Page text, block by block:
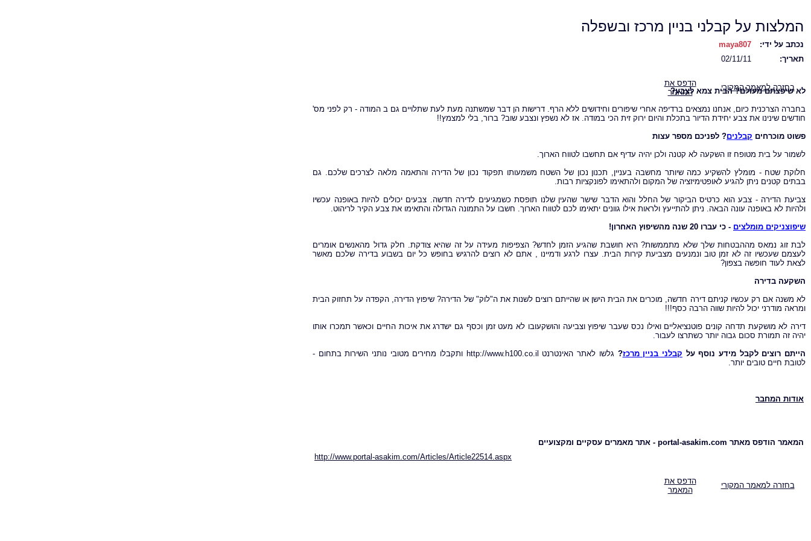
המלצות על קבלני בניין מרכז ובשפלה
נכתב על ידי:
maya807
תאריך:
02/11/11
בחזרה למאמר המקורי
הדפס את
המאמר
לא שיפצתם מעולם? הבית צמא לצבע?
בחברה הצרכנית כיום, אנחנו נמצאים ברדיפה אחרי שיפורים וחידושים ללא הרף. דרישות הן דבר שמשתנה מעת לעת שתלויים גם ב המודה - רק לפני מס'
חודשים שינינו את צבע יחידת הדיור בתכלת והיום ירוק זית הכי במודה. אז לא נשפץ ונצבע שוב? ברור, בלי למצמץ!!
פשוט מוכרחים קבלנים? לפניכם מספר עצות
לשמור על בית מטופח זו השקעה לא קטנה ולכן יהיה עדיף אם תחשבו לטווח הארוך.
חלוקת שטח - מומלץ להשקיע כמה שיותר מחשבה בעניין, תכנון נכון של השטח משמעותו תפקוד נכון של הדירה והתאמה מלאה לצרכים שלכם. גם
בבתים קטנים ניתן להגיע לאופטימיזציה של המקום ולהתאימו לפונקציות רבות.
צביעת הדירה - צבע הוא כרטיס הביקור של החלל והוא הדבר שישר שהעין שלנו תופסת כשמגיעים לדירה חדשה. צבעים יכולים להיות באופנה עכשיו
ולהיות לא באופנה עונה הבאה. ניתן להתייעץ ולראות אילו גוונים יתאימו לכם לטווח הארוך. חשבו על התמונה הגדולה והתאימו את צבע הקיר לריהוט.
שיפוצניקים מומלצים - כי עברו 20 שנה מהשיפוץ האחרון!
לבת זוג נמאס מההבטחות שלך שלא מתממשות? היא חושבת שהגיע הזמן לחדש? הצפיפות מעידה על זה שהיא צודקת. חלק גדול מהאנשים אומרים
לעצמם שעכשיו זה לא זמן טוב ונמנעים מצביעת קירות הבית. עצרו לרגע ודמיינו , אתם לא רוצים להרגיש בחופש כל יום בשבוע בדירה שלכם מאשר
לצאת לעוד חופשה בצפון?
השקעה בדירה
לא משנה אם רק עכשיו קניתם דירה חדשה, מוכרים את הבית הישן או שהייתם רוצים לשנות את ה"לוק" של הדירה? שיפוץ הדירה, הקפדה על תחזוק הבית
ומראה מודרני יכול להיות שווה הרבה כסף!!!
דירה לא מושקעת תדחה קונים פוטנציאליים ואילו נכס שעבר שיפוץ וצביעה והושקעובו לא מעט זמן וכסף גם ישדרג את איכות החיים וכאשר תמכרו אותו
יהיה זה תמורת סכום גבוה יותר כשתרצו לעבור.
הייתם רוצים לקבל מידע נוסף על קבלני בניין מרכז?
גלשו לאתר האינטרנט http://www.h100.co.il ותקבלו מחירים מטובי נותני השירות בתחום -
לטובת חיים טובים יותר.
אודות המחבר
המאמר הודפס מאתר portal-asakim.com - אתר מאמרים עסקיים ומקצועיים
http://www.portal-asakim.com/Articles/Article22514.aspx
בחזרה למאמר המקורי
הדפס את
המאמר